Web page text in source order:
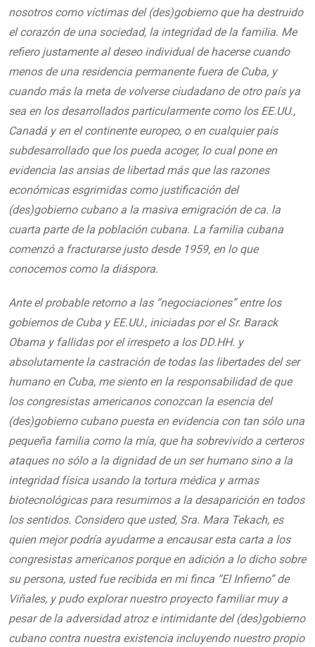
nosotros como víctimas del (des)gobierno que ha destruido
el corazón de una sociedad, la integridad de la familia. Me
refiero justamente al deseo individual de hacerse cuando
menos de una residencia permanente fuera de Cuba, y
cuando más la meta de volverse ciudadano de otro país ya
sea en los desarrollados particularmente como los EE.UU.,
Canadá y en el continente europeo, o en cualquier país
subdesarrollado que los pueda acoger, lo cual pone en
evidencia las ansias de libertad más que las razones
económicas esgrimidas como justificación del
(des)gobierno cubano a la masiva emigración de ca. la
cuarta parte de la población cubana. La familia cubana
comenzó a fracturarse justo desde 1959, en lo que
conocemos como la diáspora.
Ante el probable retorno a las “negociaciones” entre los
gobiernos de Cuba y EE.UU., iniciadas por el Sr. Barack
Obama y fallidas por el irrespeto a los DD.HH. y
absolutamente la castración de todas las libertades del ser
humano en Cuba, me siento en la responsabilidad de que
los congresistas americanos conozcan la esencia del
(des)gobierno cubano puesta en evidencia con tan sólo una
pequeña familia como la mía, que ha sobrevivido a certeros
ataques no sólo a la dignidad de un ser humano sino a la
integridad física usando la tortura médica y armas
biotecnológicas para resumirnos a la desaparición en todos
los sentidos. Considero que usted, Sra. Mara Tekach, es
quien mejor podría ayudarme a encausar esta carta a los
congresistas americanos porque en adición a lo dicho sobre
su persona, usted fue recibida en mi finca “El Infierno” de
Viñales, y pudo explorar nuestro proyecto familiar muy a
pesar de la adversidad atroz e intimidante del (des)gobierno
cubano contra nuestra existencia incluyendo nuestro propio